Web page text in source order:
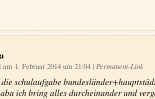
1. Februar 2014 um 21:04 | Permanent-Link
schulaufgabe
ich bring alles durcheinander und